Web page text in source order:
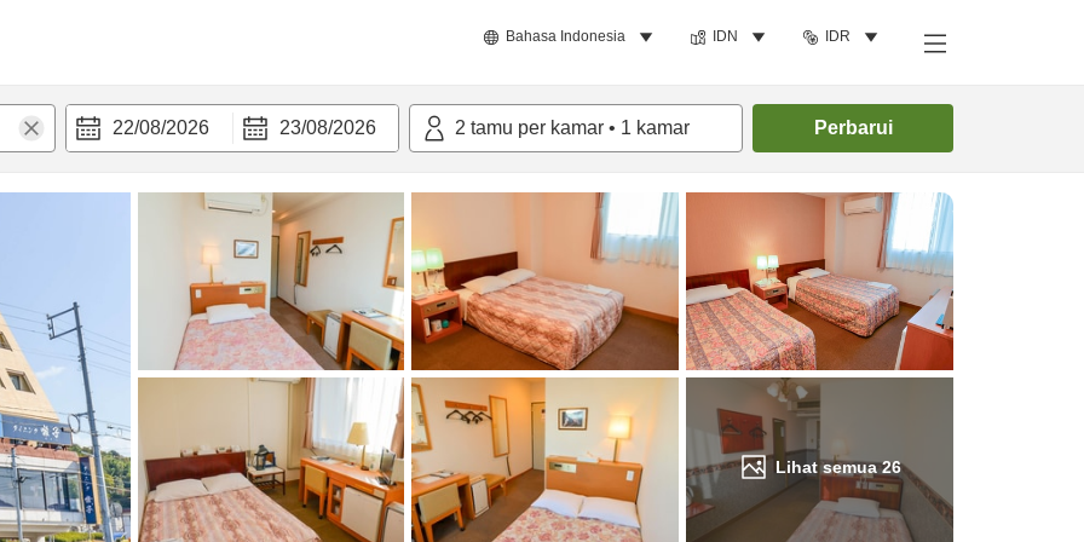
Bahasa Indonesia IDN IDR
22/08/2026 23/08/2026 2 tamu per kamar • 1 kamar Perbarui
Lihat semua26
Cari kamar